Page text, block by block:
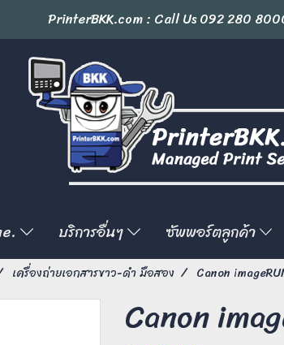
PrinterBKK.com : Call Us092 280
บริการอื่นๆ ซัพพอร์ตลูกค้า
เครื่องถ่ายเอกสารขาว-ดำ มือสอง Canon
Canon